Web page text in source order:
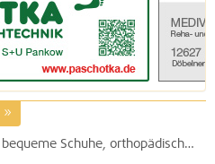
»
Einlagen, Schuhzurichtungen, bequeme Schuhe, orthopädische Maßschuhe, Kompressionsstrümpfe, Bandagen: Paschotka Orthopädie-Schuhtechnik in der Berliner Straße